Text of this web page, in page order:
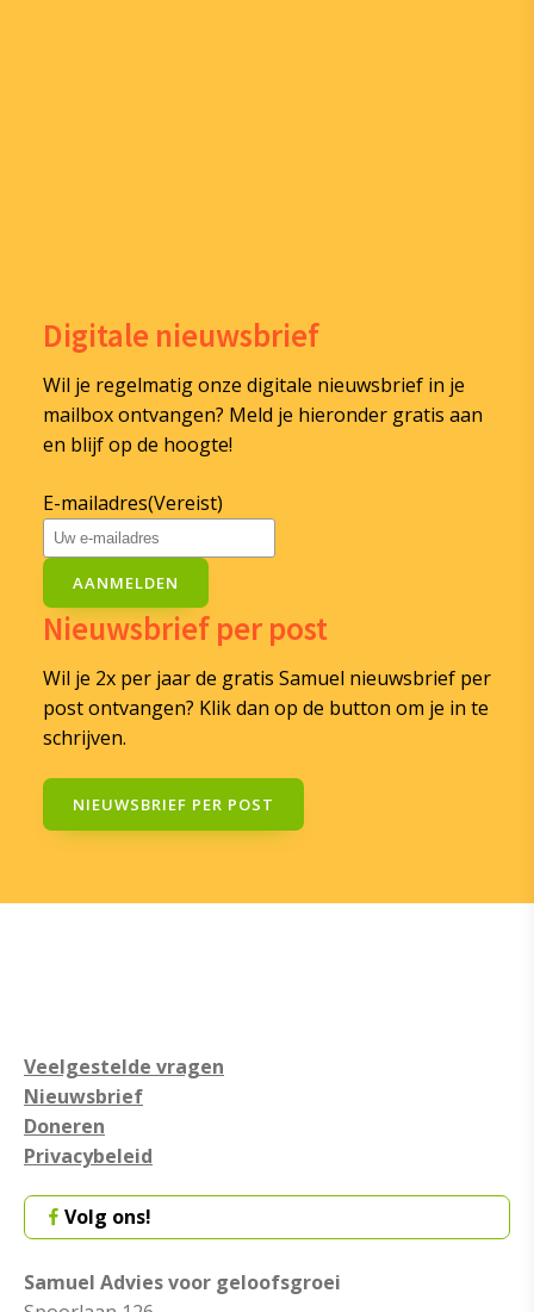
Digitale nieuwsbrief
Wil je regelmatig onze digitale nieuwsbrief in je
mailbox ontvangen? Meld je hieronder gratis aan
en blijf op de hoogte!
E-mailadres(Vereist)
AANMELDEN
Nieuwsbrief per post
Wil je 2x per jaar de gratis Samuel nieuwsbrief per
post ontvangen? Klik dan op de button om je in te
schrijven.
NIEUWSBRIEF PER POST
Veelgestelde vragen
Nieuwsbrief
Doneren
Privacybeleid
Volg ons!
Samuel Advies voor geloofsgroei